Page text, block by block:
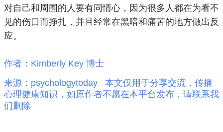
对自己和周围的人要有同情心，因为很多人都在为看不
见的伤口而挣扎，并且经常在黑暗和痛苦的地方做出反
应。
作者：Kimberly Key 博士
来源：psychologytoday 本文仅用于分享交流，传播
心理健康知识，如原作者不愿在本平台发布，请联系我
们删除